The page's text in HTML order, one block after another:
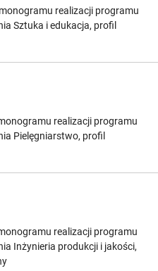
realizacji programu
Sztuka i edukacja, profil
realizacji programu
Pielęgniarstwo, profil
realizacji programu
Inżynieria produkcji i jakości,